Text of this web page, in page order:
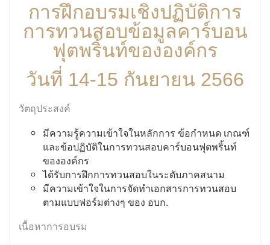
การฝึกอบรมเชิงปฏิบัติการ
การทวนสอบข้อมูลคาร์บอน
ฟุตพริ้นท์ขององค์กร
วันที่ 14-15 กันยายน 2566
วัตถุประสงค์
มีความรู้ความเข้าใจในหลักการ ข้อกำหนด เกณฑ์
และข้อปฏิบัติในการทวนสอบคาร์บอนฟุตพริ้นท์
ขององค์กร
ได้รับการฝึกการทวนสอบในระดับภาคสนาม
มีความเข้าใจในการจัดทำเอกสารการทวนสอบ
ตามแบบฟอร์มต่างๆ ของ อบก.
เนื้อหาการอบรม